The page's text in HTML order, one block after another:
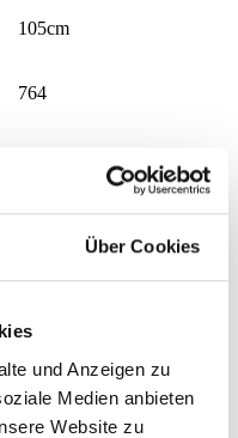
Über Cookies
und Anzeigen zu
Medien anbieten
Website zu
105cm
764
3D (PE) + PVC
20cm